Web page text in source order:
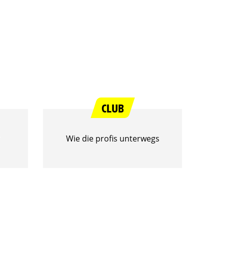
CLUB
Wie die profis unterwegs